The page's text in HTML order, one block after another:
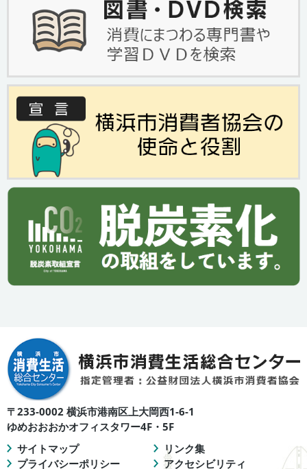
〒233-0002 横浜市港南区上大岡西1-6-1
ゆめおおおかオフィスタワー4F・5F
サイトマップ
リンク集
プライバシーポリシー
アクセシビリティ